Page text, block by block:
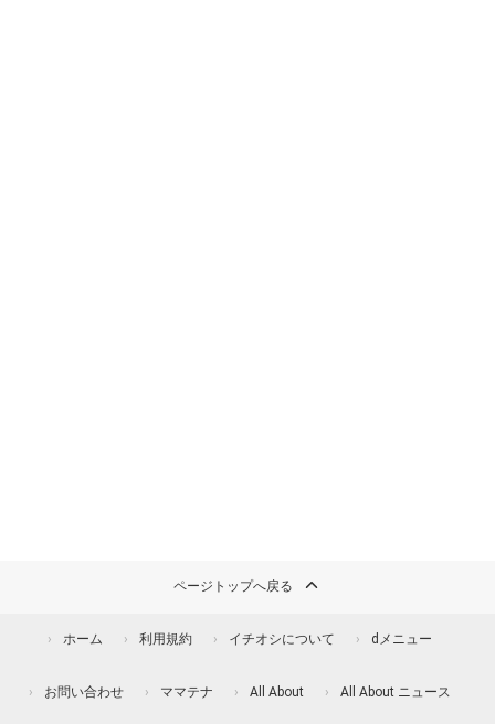
ページトップへ戻る
ホーム 利用規約 イチオシについて dメニュー
お問い合わせ ママテナ All About All About ニュース